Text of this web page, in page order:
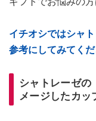
イチオシではシャ
参考にしてみてくだ
シャトレーゼの
メージしたカッ